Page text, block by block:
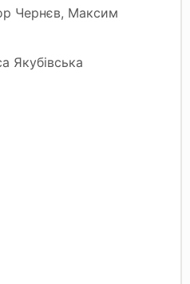
Чернєв, Максим
Якубівська